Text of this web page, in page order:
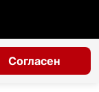
Согласен